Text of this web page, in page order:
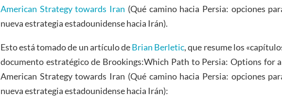
American Strategy towards Iran (Qué camino hacia Persia: opciones
nueva estrategia estadounidense hacia Irán).
Esto está tomado de un artículo deBrian Berletic, que resume los
documento estratégico de Brookings:Which Path to Persia: Options for
American Strategy towards Iran (Qué camino hacia Persia: opciones
nueva estrategia estadounidense hacia Irán):